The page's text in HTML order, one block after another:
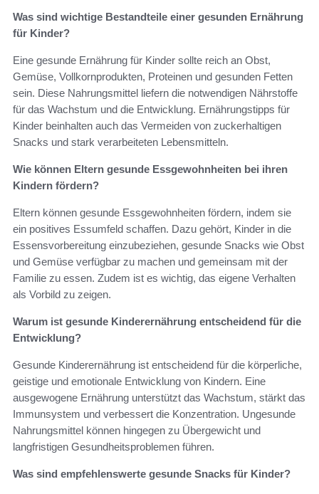
Was sind wichtige Bestandteile einer gesunden Ernährung
für Kinder?
Eine gesunde Ernährung für Kinder sollte reich an Obst,
Gemüse, Vollkornprodukten, Proteinen und gesunden Fetten
sein. Diese Nahrungsmittel liefern die notwendigen Nährstoffe
für das Wachstum und die Entwicklung. Ernährungstipps für
Kinder beinhalten auch das Vermeiden von zuckerhaltigen
Snacks und stark verarbeiteten Lebensmitteln.
Wie können Eltern gesunde Essgewohnheiten bei ihren
Kindern fördern?
Eltern können gesunde Essgewohnheiten fördern, indem sie
ein positives Essumfeld schaffen. Dazu gehört, Kinder in die
Essensvorbereitung einzubeziehen, gesunde Snacks wie Obst
und Gemüse verfügbar zu machen und gemeinsam mit der
Familie zu essen. Zudem ist es wichtig, das eigene Verhalten
als Vorbild zu zeigen.
Warum ist gesunde Kinderernährung entscheidend für die
Entwicklung?
Gesunde Kinderernährung ist entscheidend für die körperliche,
geistige und emotionale Entwicklung von Kindern. Eine
ausgewogene Ernährung unterstützt das Wachstum, stärkt das
Immunsystem und verbessert die Konzentration. Ungesunde
Nahrungsmittel können hingegen zu Übergewicht und
langfristigen Gesundheitsproblemen führen.
Was sind empfehlenswerte gesunde Snacks für Kinder?